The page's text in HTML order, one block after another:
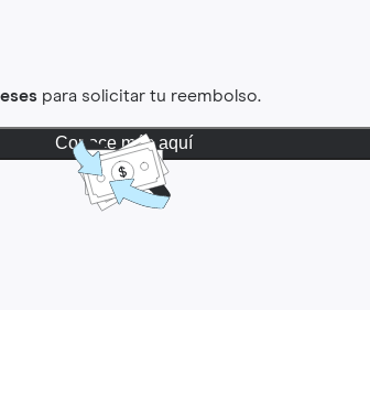
para solicitar tu reembolso.
Conoce más aquí